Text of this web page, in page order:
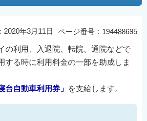
ページ番号：194488695
2020年3月11日
の利用、入退院、転院、通院などで
する時に利用料金の一部を助成しま
台自動車利用券」 を支給します。